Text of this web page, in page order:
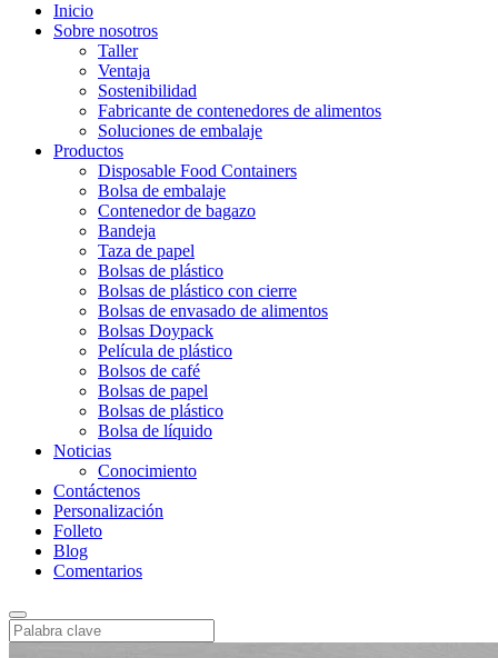
Inicio
Sobre nosotros
Taller
Ventaja
Sostenibilidad
Fabricante de contenedores de alimentos
Soluciones de embalaje
Productos
Disposable Food Containers
Bolsa de embalaje
Contenedor de bagazo
Bandeja
Taza de papel
Bolsas de plástico
Bolsas de plástico con cierre
Bolsas de envasado de alimentos
Bolsas Doypack
Película de plástico
Bolsos de café
Bolsas de papel
Bolsas de plástico
Bolsa de líquido
Noticias
Conocimiento
Contáctenos
Personalización
Folleto
Blog
Comentarios